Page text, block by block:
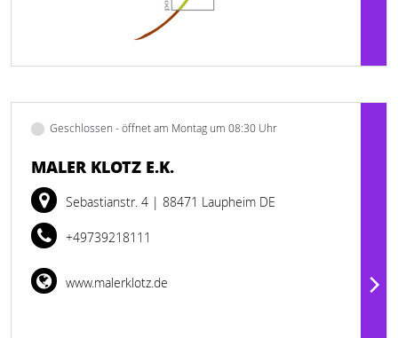
Geschlossen - öffnet am Montag um 08:30 Uhr
MALER KLOTZ E.K.
Sebastianstr. 4 | 88471 Laupheim DE
+49739218111
www.malerklotz.de